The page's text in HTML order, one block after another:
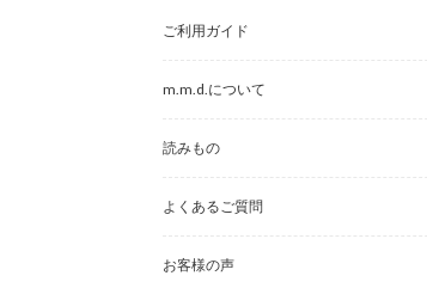
ご利用ガイド
m.m.d.について
読みもの
よくあるご質問
お客様の声